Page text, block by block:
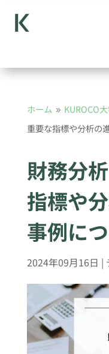
ホーム 9 KUROCO
重要な指標や分析の
財務分
指標や
事例に
2024年09月16日 |